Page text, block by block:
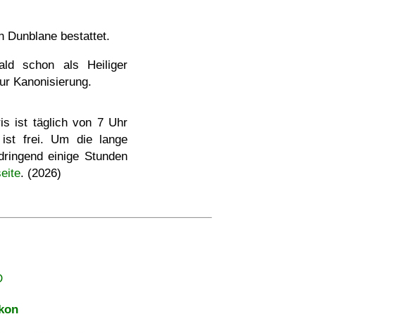
Dunblane bestattet.
schon als Heiliger
Kanonisierung.
ist täglich von 7 Uhr
frei. Um die lange
einige Stunden
. (2026)